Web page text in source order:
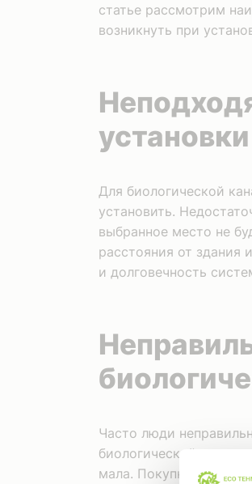
статье рассмотрим
возникнуть при
установки
Для биологической
установить.
выбранное место не
расстояния от здания
и долговечность
Часто люди
биологической
мала. Покупка